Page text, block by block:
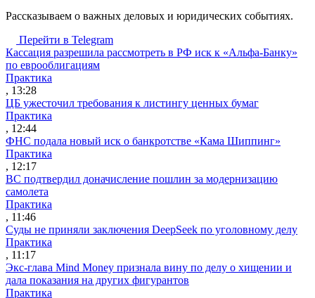
Рассказываем о важных деловых и юридических событиях.
Перейти в Telegram
Кассация разрешила рассмотреть в РФ иск к «Альфа-Банку»
по еврооблигациям
Практика
, 13:28
ЦБ ужесточил требования к листингу ценных бумаг
Практика
, 12:44
ФНС подала новый иск о банкротстве «Кама Шиппинг»
Практика
, 12:17
ВС подтвердил доначисление пошлин за модернизацию
самолета
Практика
, 11:46
Суды не приняли заключения DeepSeek по уголовному делу
Практика
, 11:17
Экс-глава Mind Money признала вину по делу о хищении и
дала показания на других фигурантов
Практика